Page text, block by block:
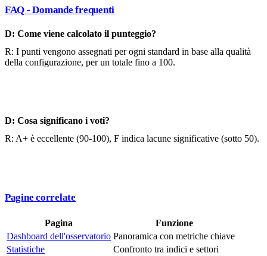
FAQ - Domande frequenti
D: Come viene calcolato il punteggio?
R: I punti vengono assegnati per ogni standard in base alla qualità
della configurazione, per un totale fino a 100.
D: Cosa significano i voti?
R: A+ è eccellente (90-100), F indica lacune significative (sotto 50).
Pagine correlate
Pagina
Funzione
Dashboard dell'osservatorio Panoramica con metriche chiave
Statistiche
Confronto tra indici e settori